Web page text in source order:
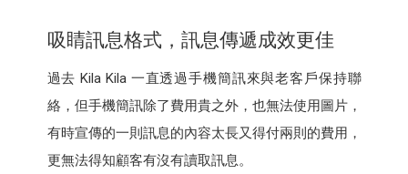
吸睛訊息格式，訊息傳遞成效更佳
過去 Kila Kila 一直透過手機簡訊來與老客戶保持聯
絡，但手機簡訊除了費用貴之外，也無法使用圖片，
有時宣傳的一則訊息的內容太長又得付兩則的費用，
更無法得知顧客有沒有讀取訊息。